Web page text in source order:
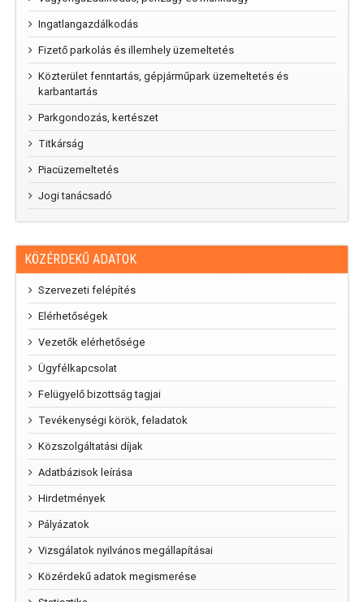
Ingatlangazdálkodás
Fizető parkolás és illemhely üzemeltetés
Közterület fenntartás, gépjárműpark üzemeltetés és
karbantartás
Parkgondozás, kertészet
Titkárság
Piacüzemeltetés
Jogi tanácsadó
KÖZÉRDEKŰ ADATOK
Szervezeti felépítés
Elérhetőségek
Vezetők elérhetősége
Ügyfélkapcsolat
Felügyelő bizottság tagjai
Tevékenységi körök, feladatok
Közszolgáltatási díjak
Adatbázisok leírása
Hirdetmények
Pályázatok
Vizsgálatok nyilvános megállapításai
Közérdekű adatok megismerése